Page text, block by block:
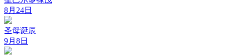
8月24日
圣母诞辰
9月8日